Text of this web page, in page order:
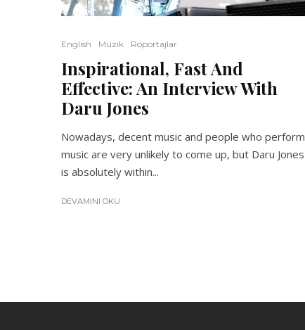
English Müzik Röportajlar
Inspirational, Fast And
Effective: An Interview With
Daru Jones
Nowadays, decent music and people who perform
music are very unlikely to come up, but Daru Jones
is absolutely within...
DEVAMINI OKU